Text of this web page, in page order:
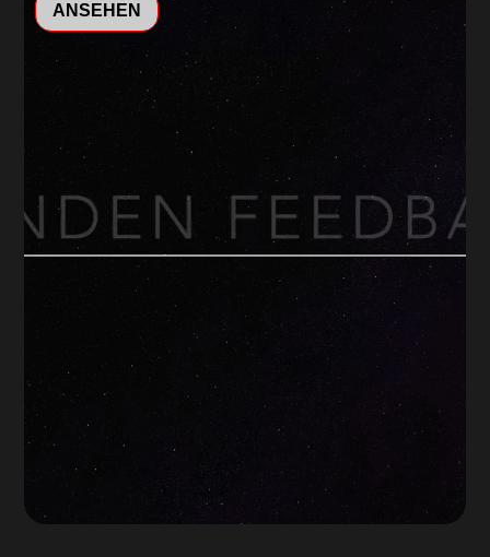
PlayerANSEHEN